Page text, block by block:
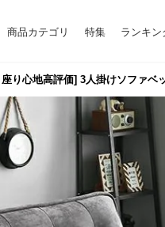
商品カテゴリ 特集 ランキン
り心地高評価] 3人掛けソファベ